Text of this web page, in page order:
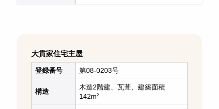
大貫家住宅主屋
登録番号 第08-0203号
構造
木造2階建、瓦葺、建築面積
142m2